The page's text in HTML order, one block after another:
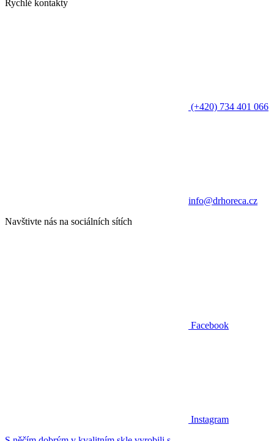
Rychlé kontakty
(+420) 734 401 066
info@drhoreca.cz
Navštivte nás na sociálních sítích
Facebook
Instagram